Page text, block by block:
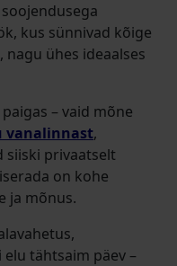
kus sünnivad kõige
ühes ideaalses
– vaid mõne
vanalinnast,
siiski privaatselt
on kohe
ja mõnus.
tähtsaim päev –